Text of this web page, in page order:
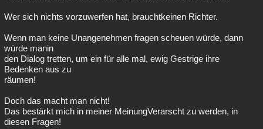
Wer sich nichts vorzuwerfen hat, brauchtkeinen Richter.
Wenn man keine Unangenehmen fragen scheuen würde, dann
würde manin
den Dialog tretten, um ein für alle mal, ewig Gestrige ihre
Bedenken aus zu
räumen!
Doch das macht man nicht!
Das bestärkt mich in meiner MeinungVerarscht zu werden, in
diesen Fragen!